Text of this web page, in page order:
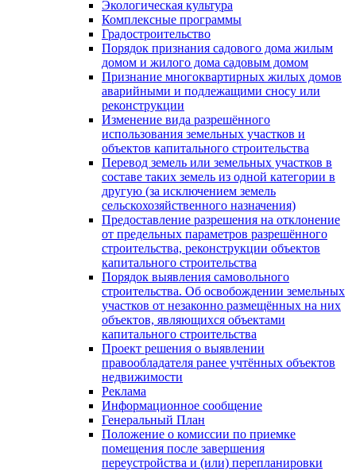
Экологическая культура
Комплексные программы
Градостроительство
Порядок признания садового дома жилым
домом и жилого дома садовым домом
Признание многоквартирных жилых домов
аварийными и подлежащими сносу или
реконструкции
Изменение вида разрешённого
использования земельных участков и
объектов капитального строительства
Перевод земель или земельных участков в
составе таких земель из одной категории в
другую (за исключением земель
сельскохозяйственного назначения)
Предоставление разрешения на отклонение
от предельных параметров разрешённого
строительства, реконструкции объектов
капитального строительства
Порядок выявления самовольного
строительства. Об освобождении земельных
участков от незаконно размещённых на них
объектов, являющихся объектами
капитального строительства
Проект решения о выявлении
правообладателя ранее учтённых объектов
недвижимости
Реклама
Информационное сообщение
Генеральный План
Положение о комиссии по приемке
помещения после завершения
переустройства и (или) перепланировки